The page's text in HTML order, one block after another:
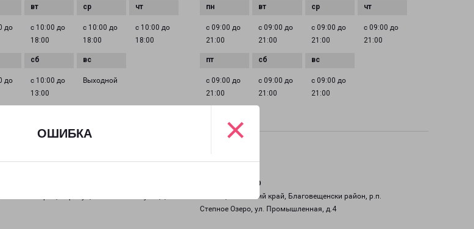
ОШИБКА ×
до
с 10:00 до
18:00
с 10:00 до
18:00
с 10:00 до
18:00
до
с 10:00 до
13:00
Выходной
с 09:00 до
21:00
с 09:00 до
21:00
с 09:00 до
21:00
с 09:00 до
21:00
с 09:00 до
21:00
с 09:00 до
21:00
с 09:00 до
21:00
СТЕПНОЕ ОЗЕРО
658655, Алтайский край, Благовещенски район, р.п.
Степное Озеро, ул. Промышленная, д.4